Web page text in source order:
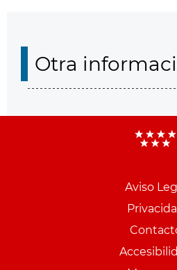
Otra
Aviso